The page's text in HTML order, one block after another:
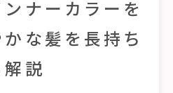
ナーカラーを
な髪を長持ち
説